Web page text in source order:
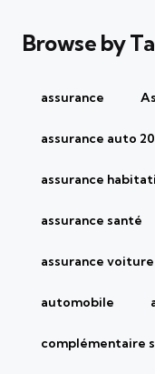
Browse by
assurance
assurance auto
assurance
assurance santé
assurance voiture
automobile
complémentaire